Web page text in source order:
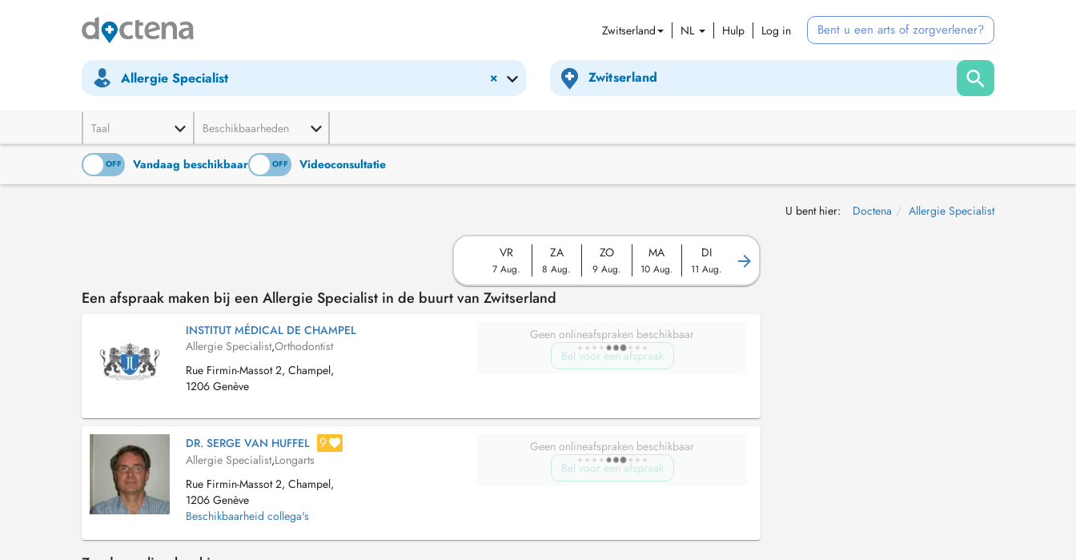
Zwitserland NL Hulp Log in Bent u een arts of zorgverlener?
×
Allergie Specialist
Taal Beschikbaarheden
OFF Vandaag beschikbaar
ON OFF Videoconsultatie
U bent hier: Doctena Allergie Specialist
VR
7 Aug.
ZA
8 Aug.
ZO
9 Aug.
MA
10 Aug.
DI
11 Aug.
Een afspraak maken bij een Allergie Specialist in de buurt van Zwitserland
INSTITUT MÉDICAL DE CHAMPEL
Allergie Specialist,Orthodontist
Rue Firmin-Massot 2, Champel,
1206 Genève
Geen onlineafspraken beschikbaar
Bel voor een afspraak
DR. SERGE VAN HUFFEL 9
Allergie Specialist,Longarts
Rue Firmin-Massot 2, Champel,
1206 Genève
Beschikbaarheid collega's
Geen onlineafspraken beschikbaar
Bel voor een afspraak